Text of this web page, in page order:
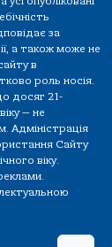
за
а також може не
в
роль носія.
досяг 21-
— не
Адміністрація
Сайту
віку.